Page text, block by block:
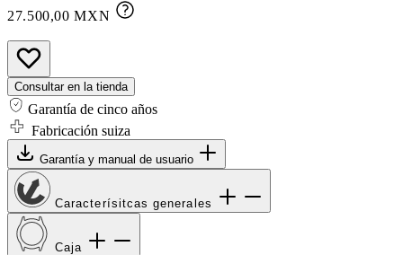
27.500,00 MXN
Consultar en la tienda
Garantía de cinco años
Fabricación suiza
Garantía y manual de usuario
Caracterísitcas generales
Caja